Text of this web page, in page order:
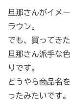
旦那さんがイメ
ラウン。
でも、買ってきた
旦那さん派手な
りです。
どうやら商品名
ったみたいです。